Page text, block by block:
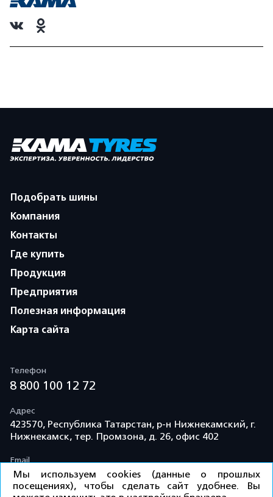
Подобрать шины
Компания
Контакты
Где купить
Продукция
Предприятия
Полезная информация
Карта сайта
Телефон
8 800 100 12 72
Адрес
423570, Республика Татарстан, р-н Нижнекамский, г.
Нижнекамск, тер. Промзона, д. 26, офис 402
Email
info@td-kama.com
Мы используем cookies (данные о прошлых
посещениях), чтобы сделать сайт удобнее. Вы